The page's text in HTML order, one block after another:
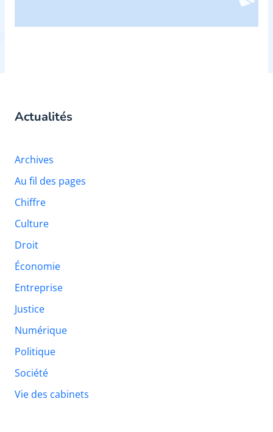
Actualités
Archives
Au fil des pages
Chiffre
Culture
Droit
Économie
Entreprise
Justice
Numérique
Politique
Société
Vie des cabinets